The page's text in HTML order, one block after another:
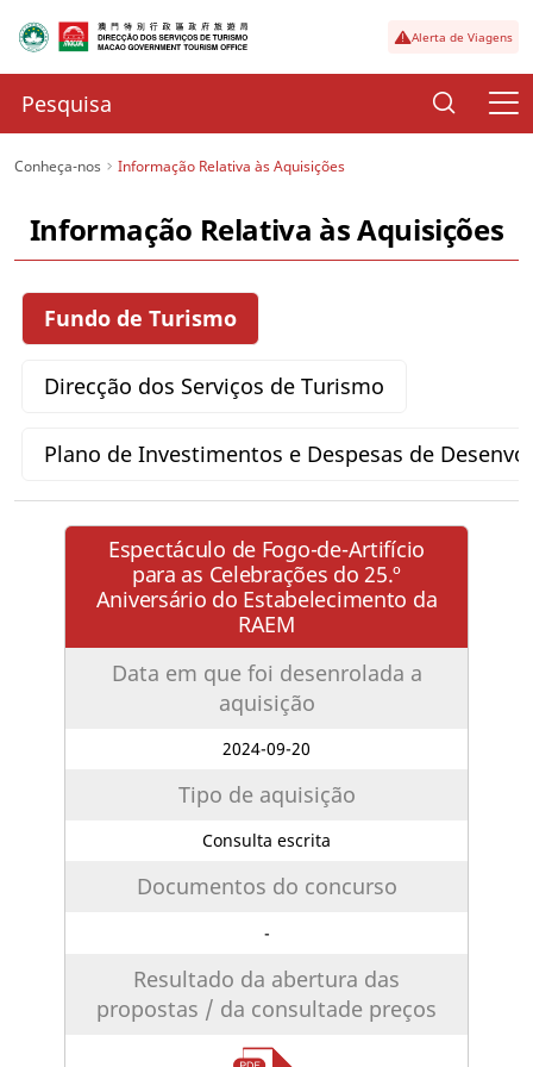
Alerta de Viagens
Conheça-nos Informação Relativa às Aquisições
Informação Relativa às Aquisições
Fundo de Turismo
Direcção dos Serviços de Turismo
Plano de Investimentos e Despesas de
Espectáculo de Fogo-de-Artifício
para as Celebrações do 25.º
Aniversário do Estabelecimento da
RAEM
Data em que foi desenrolada a
aquisição
2024-09-20
Tipo de aquisição
Consulta escrita
Documentos do concurso
-
Resultado da abertura das
propostas / da consultade preços